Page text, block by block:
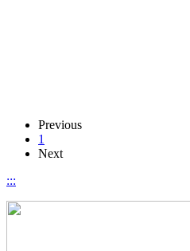
Previous
1
Next
:::